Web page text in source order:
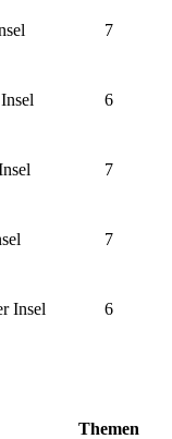
7
6
7
7
Insel
6
Themen